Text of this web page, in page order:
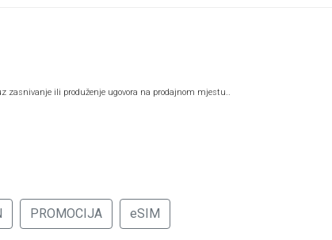
zasnivanje ili produženje ugovora na prodajnom mjestu..
PROMOCIJA eSIM